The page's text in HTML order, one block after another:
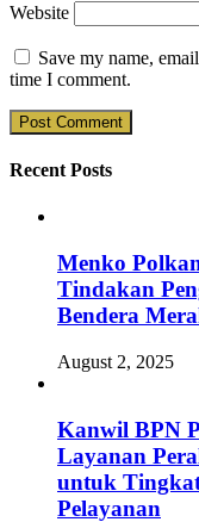
Website
Save my name,
time I comment.
Recent Posts
Menko
Tindakan
Bendera
August 2, 2025
Kanwil BPN
Layanan
untuk
Pelayanan